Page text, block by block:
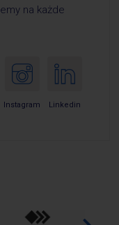
na każde
Instagram Linkedin